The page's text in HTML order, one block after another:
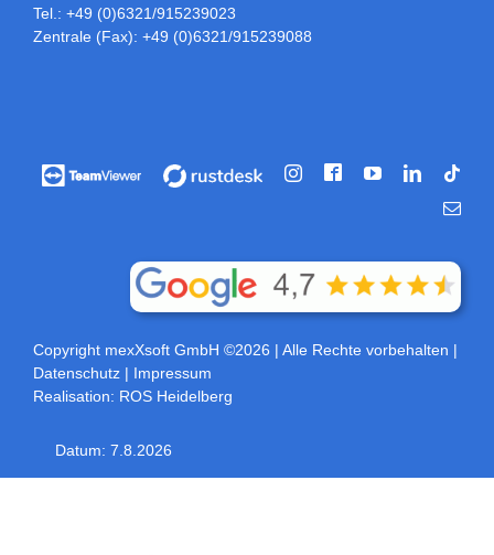
Tel.: +49 (0)6321/915239023
Zentrale (Fax): +49 (0)6321/915239088
Vorführung
/
Vorführung
InstagramFacebookYouTubeLinkedIn
E-
Copyright mexXsoft GmbH ©2026 | Alle Rechte vorbehalten |
Datenschutz | Impressum
Realisation: ROS Heidelberg
Datum: 7.8.2026